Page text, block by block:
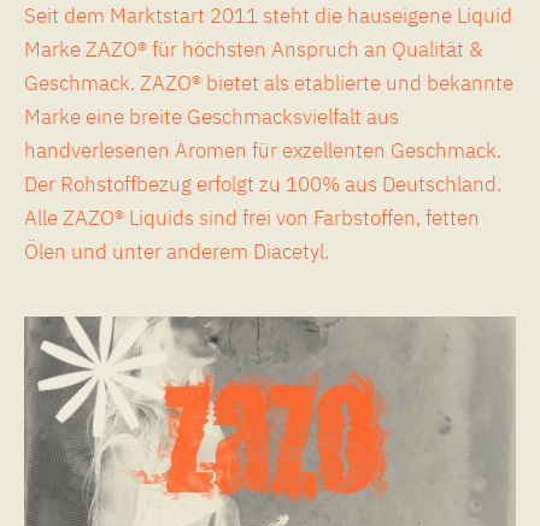
Seit dem Marktstart 2011 steht die hauseigene Liquid
Marke ZAZO® für höchsten Anspruch an Qualität &
Geschmack. ZAZO® bietet als etablierte und bekannte
Marke eine breite Geschmacksvielfalt aus
handverlesenen Aromen für exzellenten Geschmack.
Der Rohstoffbezug erfolgt zu 100% aus Deutschland.
Alle ZAZO® Liquids sind frei von Farbstoffen, fetten
Ölen und unter anderem Diacetyl.